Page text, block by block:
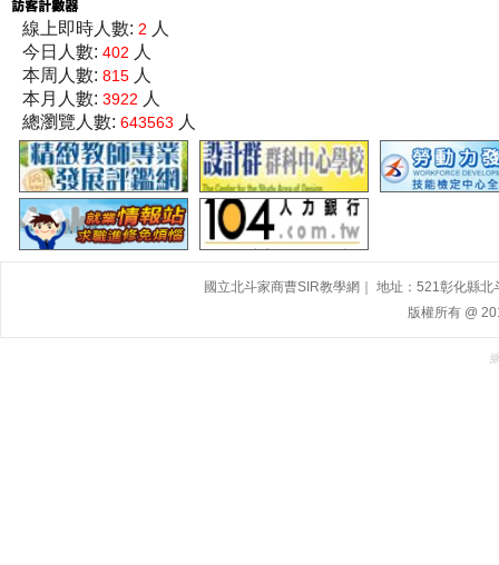
線上即時人數: 2 人
今日人數: 402 人
本周人數: 815 人
本月人數: 3922 人
總瀏覽人數: 643563 人
國立北斗家商曹SIR教學網｜ 地址：521彰化縣
版權所有 @